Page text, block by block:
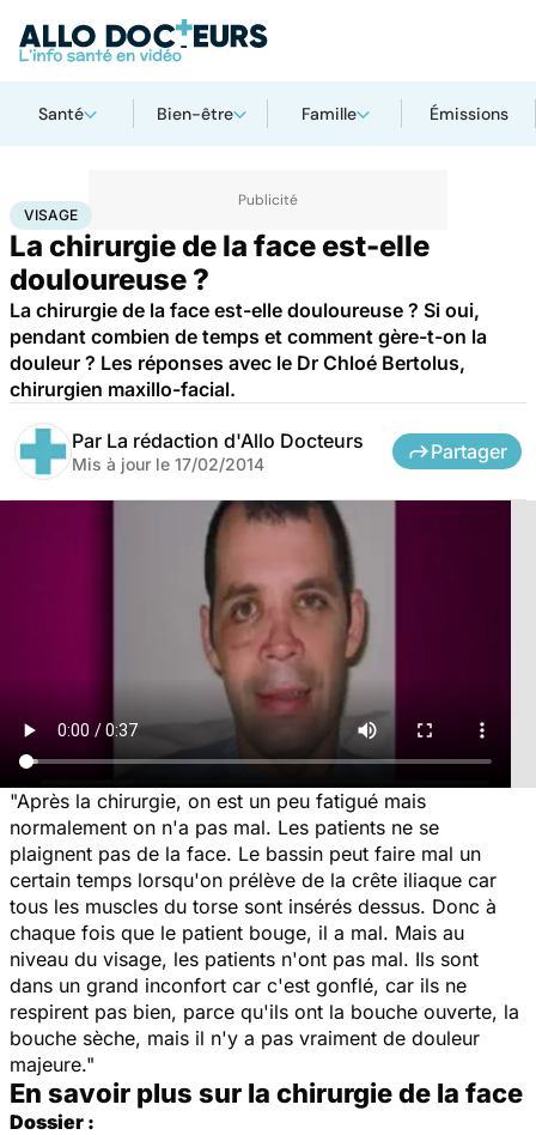
Santé Bien-être Famille Émissions
AccueilSanté
VISAGE
La chirurgie de la face est-elle
douloureuse ?
La chirurgie de la face est-elle douloureuse ? Si oui,
pendant combien de temps et comment gère-t-on la
douleur ? Les réponses avec le Dr Chloé Bertolus,
chirurgien maxillo-facial.
Par La rédaction d'Allo Docteurs
Mis à jour le 17/02/2014
Partager
"Après la chirurgie, on est un peu fatigué mais
normalement on n'a pas mal. Les patients ne se
plaignent pas de la face. Le bassin peut faire mal un
certain temps lorsqu'on prélève de la crête iliaque car
tous les muscles du torse sont insérés dessus. Donc à
chaque fois que le patient bouge, il a mal. Mais au
niveau du visage, les patients n'ont pas mal. Ils sont
dans un grand inconfort car c'est gonflé, car ils ne
respirent pas bien, parce qu'ils ont la bouche ouverte, la
bouche sèche, mais il n'y a pas vraiment de douleur
majeure."
En savoir plus sur la chirurgie de la face
Dossier :